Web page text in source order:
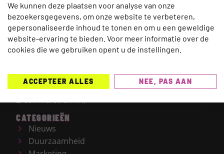
TRAVELNEXT is hét leading kennisplatform voor de
gehele reisbranche, met een focus op de laatste
reismarkt.Onderwerpen die worden behandeld zijn
onder meer Technologie, Duurzaamheid, AI, Marketing,
CATEGORIEËN
Nieuws
Duurzaamheid
We kunnen deze plaatsen voor analyse van onze
bezoekersgegevens, om onze website te verbeteren,
gepersonaliseerde inhoud te tonen en om u een geweldige
website-ervaring te bieden. Voor meer informatie over de
cookies die we gebruiken opent u de instellingen.
ACCEPTEER ALLES NEE, PAS AAN